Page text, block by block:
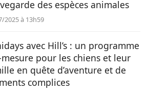
des espèces animales
2025 à 13h59
avec Hill’s : un programme
pour les chiens et leur
en quête d’aventure et de
complices